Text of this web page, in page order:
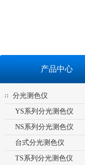
产品中心
分光测色仪
YS系列分光测色仪
NS系列分光测色仪
台式分光测色仪
TS系列分光测色仪